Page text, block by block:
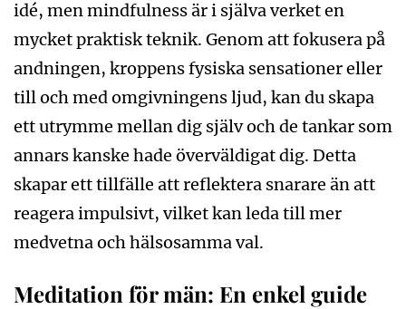
idé, men mindfulness är i själva verket en
mycket praktisk teknik. Genom att fokusera på
andningen, kroppens fysiska sensationer eller
till och med omgivningens ljud, kan du skapa
ett utrymme mellan dig själv och de tankar som
annars kanske hade överväldigat dig. Detta
skapar ett tillfälle att reflektera snarare än att
reagera impulsivt, vilket kan leda till mer
medvetna och hälsosamma val.
Meditation för män: En enkel guide